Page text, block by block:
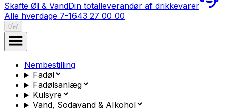
Skafte Øl & VandDin totalleverandør af drikkevarer
Alle hverdage 7-1643 27 00 00
0
Nembestilling
Fadøl
Fadølsanlæg
Kulsyre
Vand, Sodavand & Alkohol